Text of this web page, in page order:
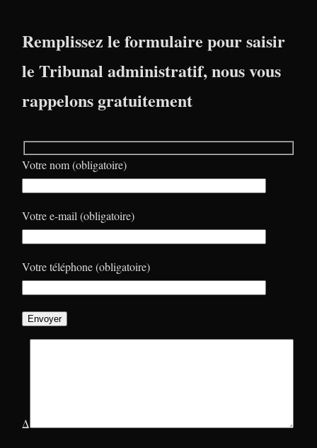
Remplissez le formulaire pour saisir
le Tribunal administratif, nous vous
rappelons gratuitement
Votre nom (obligatoire)
Votre e-mail (obligatoire)
Votre téléphone (obligatoire)
Δ